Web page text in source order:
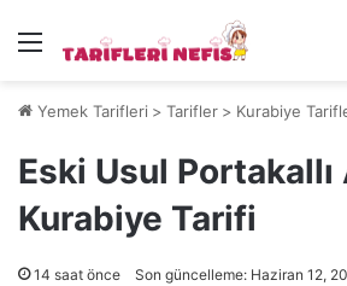
Menü
Yemek Tarifleri > Tarifler > Kurabiye
Eski Usul Portakallı
Kurabiye Tarifi
14 saat önce Son güncelleme: Haziran 12,